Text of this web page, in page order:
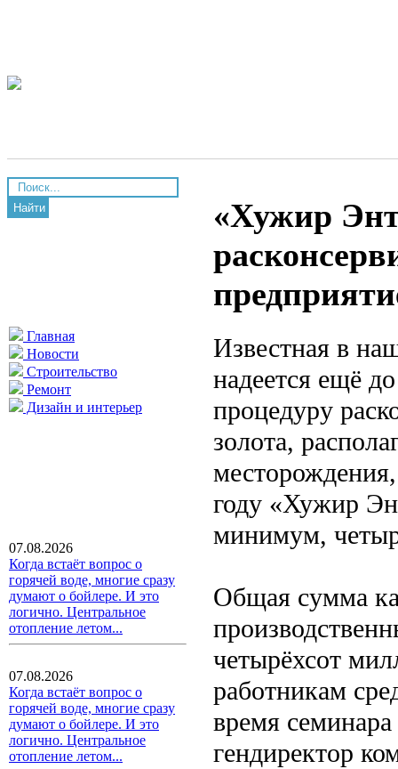
Найти
Главная
Новости
Строительство
Ремонт
Дизайн и интерьер
07.08.2026
Когда встаёт вопрос о
горячей воде, многие сразу
думают о бойлере. И это
логично. Центральное
отопление летом...
07.08.2026
Когда встаёт вопрос о
горячей воде, многие сразу
думают о бойлере. И это
логично. Центральное
отопление летом...
«Хужир
Известная в
надеется ещё
процедуру
золота,
году «Хужир
минимум,
Общая сумма
четырёхсот
работникам
время
гендиректор